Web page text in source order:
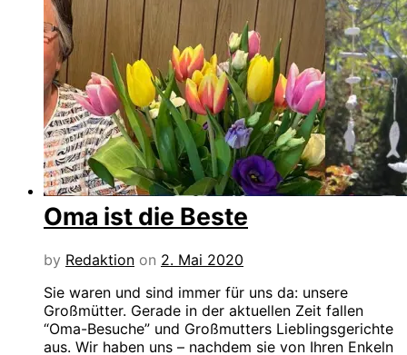
Oma ist die Beste
by Redaktion on 2. Mai 2020
Sie waren und sind immer für uns da: unsere
Großmütter. Gerade in der aktuellen Zeit fallen
“Oma-Besuche” und Großmutters Lieblingsgerichte
aus. Wir haben uns – nachdem sie von Ihren Enkeln